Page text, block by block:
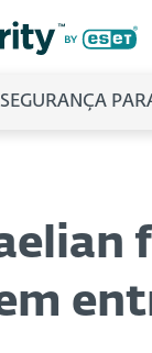
SEGURANÇA